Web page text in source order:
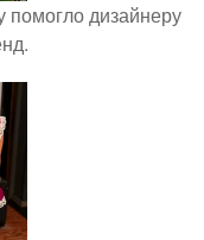
помогло дизайнеру